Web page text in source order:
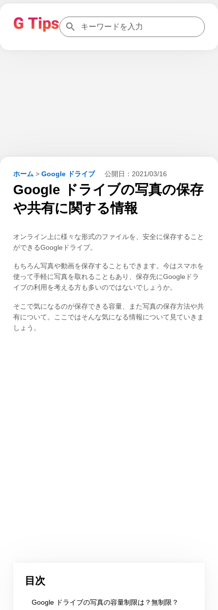
ホーム > Google ドライブ 公開日： 2021/03/16
Google ドライブの写真の保存
や共有に関する情報
オンライン上に様々な形式のファイルを、安全に保存すること
ができるGoogleドライブ。
もちろん写真や動画を保存することもできます。今はスマホを
使って手軽に写真を取れることもあり、保存先にGoogleドラ
イブの利用を考える方も多いのではないでしょうか。
そこで気になるのが保存できる容量、また写真の保存方法や共
有について。ここではそんな気になる情報について見ていきま
しょう。
目次
Google ドライブの写真の容量制限は？無制限？